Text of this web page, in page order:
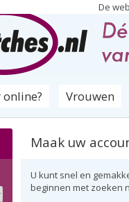
De
Vrouwen
Maak uw
U kunt snel en
beginnen met zoeken